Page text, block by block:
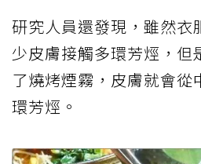
研究人員還發現，雖然衣
少皮膚接觸多環芳烴，但
了燒烤煙霧，皮膚就會從
環芳烴。